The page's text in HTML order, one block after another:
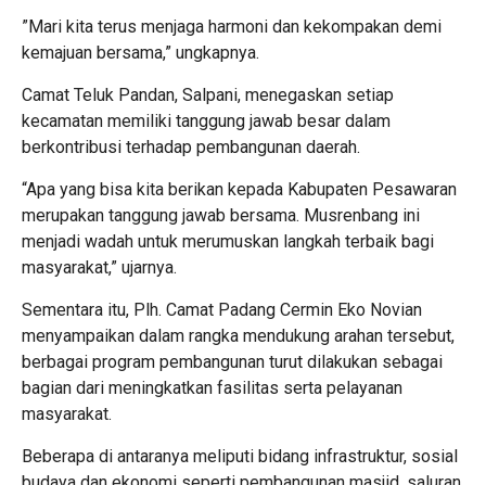
‎”Mari kita terus menjaga harmoni dan kekompakan demi
kemajuan bersama,” ungkapnya.
‎Camat Teluk Pandan, Salpani, menegaskan setiap
kecamatan memiliki tanggung jawab besar dalam
berkontribusi terhadap pembangunan daerah.
‎“Apa yang bisa kita berikan kepada Kabupaten Pesawaran
merupakan tanggung jawab bersama. Musrenbang ini
menjadi wadah untuk merumuskan langkah terbaik bagi
masyarakat,” ujarnya.
‎Sementara itu, Plh. Camat Padang Cermin Eko Novian
menyampaikan dalam rangka mendukung arahan tersebut,
berbagai program pembangunan turut dilakukan sebagai
bagian dari meningkatkan fasilitas serta pelayanan
masyarakat.
‎Beberapa di antaranya meliputi bidang infrastruktur, sosial